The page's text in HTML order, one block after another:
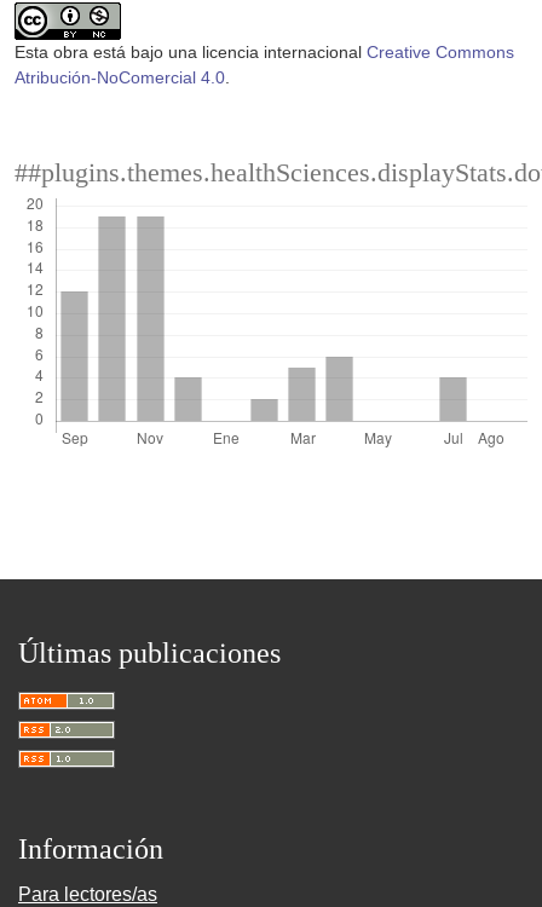
Esta obra está bajo una licencia internacional Creative Commons
Atribución-NoComercial 4.0.
Últimas publicaciones
Información
Para lectores/as